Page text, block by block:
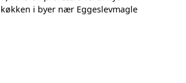
køkken i byer nær Eggeslevmagle